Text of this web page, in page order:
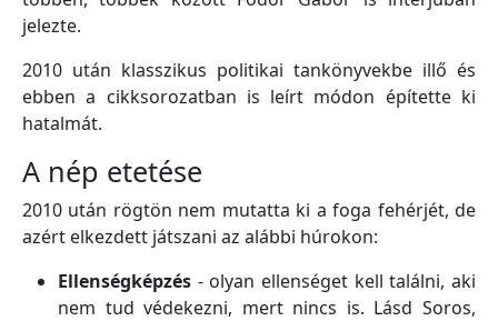
jelezte.
2010 után klasszikus politikai tankönyvekbe illő és
ebben a cikksorozatban is leírt módon építette ki
hatalmát.
A nép etetése
2010 után rögtön nem mutatta ki a foga fehérjét, de
azért elkezdett játszani az alábbi húrokon:
Ellenségképzés - olyan ellenséget kell találni, aki
nem tud védekezni, mert nincs is. Lásd Soros,